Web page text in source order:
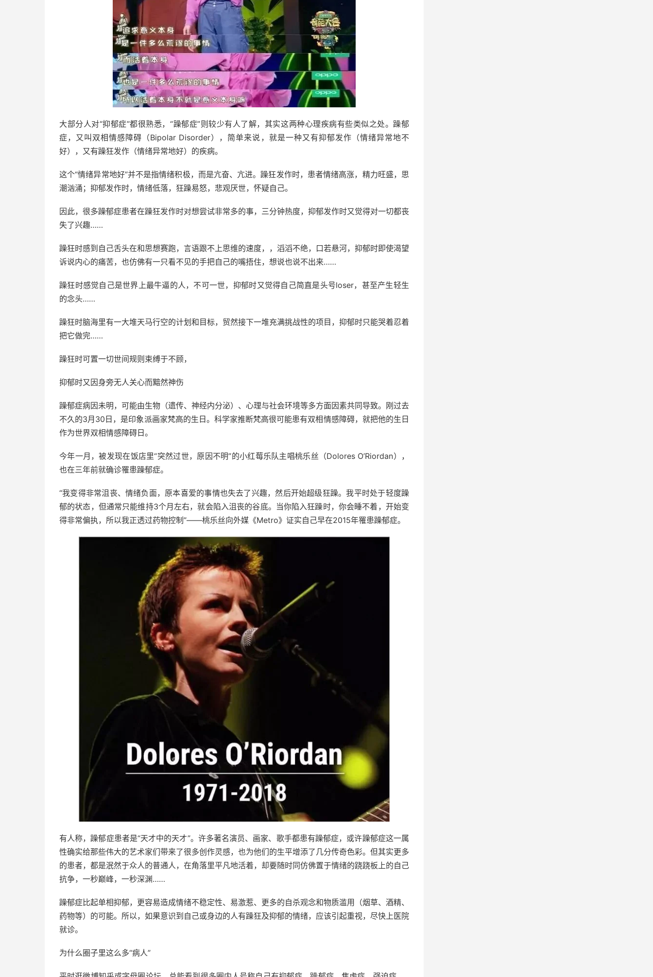
大部分人对“抑郁症”都很熟悉，“躁郁症”则较少有人了解，其实这两种心理疾病有些类似之处。躁郁
症，又叫双相情感障碍（Bipolar Disorder），简单来说，就是一种又有抑郁发作（情绪异常地不
好），又有躁狂发作（情绪异常地好）的疾病。
这个“情绪异常地好”并不是指情绪积极，而是亢奋、亢进。躁狂发作时，患者情绪高涨，精力旺盛，思
潮汹涌；抑郁发作时，情绪低落，狂躁易怒，悲观厌世，怀疑自己。
因此，很多躁郁症患者在躁狂发作时对想尝试非常多的事，三分钟热度，抑郁发作时又觉得对一切都丧
失了兴趣……
躁狂时感到自己舌头在和思想赛跑，言语跟不上思维的速度，，滔滔不绝，口若悬河，抑郁时即使渴望
诉说内心的痛苦，也仿佛有一只看不见的手把自己的嘴捂住，想说也说不出来……
躁狂时感觉自己是世界上最牛逼的人，不可一世，抑郁时又觉得自己简直是头号loser，甚至产生轻生
的念头……
躁狂时脑海里有一大堆天马行空的计划和目标，贸然接下一堆充满挑战性的项目，抑郁时只能哭着忍着
把它做完……
躁狂时可置一切世间规则束缚于不顾，
抑郁时又因身旁无人关心而黯然神伤
躁郁症病因未明，可能由生物（遗传、神经内分泌）、心理与社会环境等多方面因素共同导致。刚过去
不久的3月30日，是印象派画家梵高的生日。科学家推断梵高很可能患有双相情感障碍，就把他的生日
作为世界双相情感障碍日。
今年一月，被发现在饭店里“突然过世，原因不明”的小红莓乐队主唱桃乐丝（Dolores O’Riordan），
也在三年前就确诊罹患躁郁症。
“我变得非常沮丧、情绪负面，原本喜爱的事情也失去了兴趣，然后开始超级狂躁。我平时处于轻度躁
郁的状态，但通常只能维持3个月左右，就会陷入沮丧的谷底。当你陷入狂躁时，你会睡不着，开始变
得非常偏执，所以我正透过药物控制”——桃乐丝向外媒《Metro》证实自己早在2015年罹患躁郁症。
有人称，躁郁症患者是“天才中的天才”。许多著名演员、画家、歌手都患有躁郁症，或许躁郁症这一属
性确实给那些伟大的艺术家们带来了很多创作灵感，也为他们的生平增添了几分传奇色彩。但其实更多
的患者，都是泯然于众人的普通人，在角落里平凡地活着，却要随时同仿佛置于情绪的跷跷板上的自己
抗争，一秒巅峰，一秒深渊……
躁郁症比起单相抑郁，更容易造成情绪不稳定性、易激惹、更多的自杀观念和物质滥用（烟草、酒精、
药物等）的可能。所以，如果意识到自己或身边的人有躁狂及抑郁的情绪，应该引起重视，尽快上医院
就诊。
为什么圈子里这么多“病人”